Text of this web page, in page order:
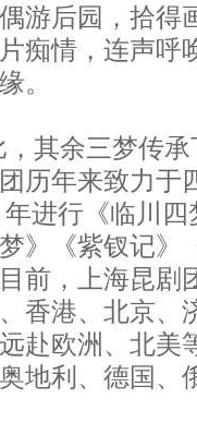
游后园，拾得
痴情，连声呼
。
其余三梦传
历年来致力于
年进行《临川
》《紫钗记》
前，上海昆剧
香港、北京、
赴欧洲、北美
地利、德国、